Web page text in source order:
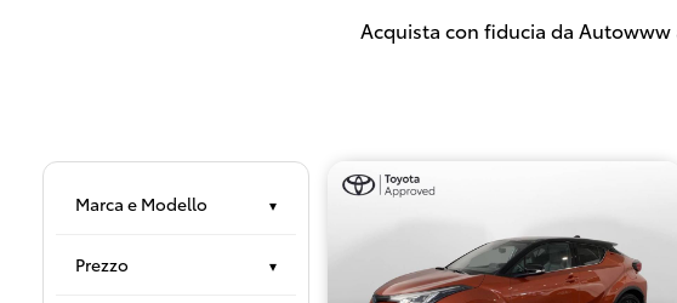
Acquista con fiducia da
Marca e Modello ▾
Prezzo ▾